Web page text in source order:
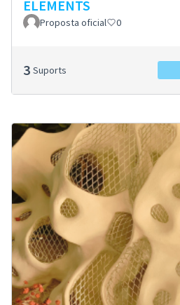
ELEMENTS
Proposta oficial 0
3 Suports